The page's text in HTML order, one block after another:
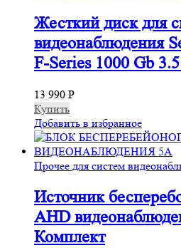
Жесткий диск для
видеонаблюдения
F-Series 1000 Gb
13 990 Р
Купить
Добавить в избранное
Прочее для систем
Источник
AHD
Комплект